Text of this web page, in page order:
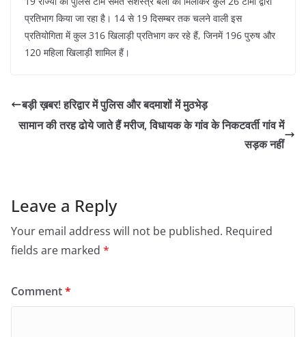
प्रतिभाग किया जा रहा है। 14 से 19 दिसम्बर तक चलने वाली इस
प्रतियोगिता में कुल 316 खिलाड़ी प्रतिभाग कर रहे हैं, जिनमें 196 पुरुष और
120 महिला खिलाड़ी शामिल हैं।
बड़ी ख़बर! हरिद्वार में पुलिस और बदमाशों में मुठभेड़
सामान की तरह ढोये जाते हैं मरीज, विधायक के गांव के निकटवर्ती गांव में
सड़क नहीं
Leave a Reply
Your email address will not be published. Required
fields are marked *
Comment*